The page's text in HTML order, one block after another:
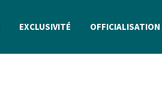
EXCLUSIVITÉ OFFICIALISATION